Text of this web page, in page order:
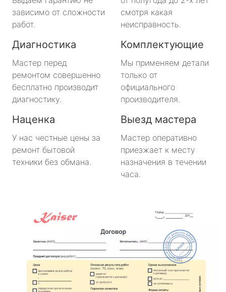
зависимо от сложности
работ.
смотря какая
неисправность.
Диагностика
Мастер перед
ремонтом совершенно
бесплатно производит
диагностику.
Комплектующие
Мы применяем детали
только от
официального
производителя.
Наценка
У нас честные цены за
ремонт бытовой
техники без обмана.
Выезд мастера
Мастер оперативно
приезжает к месту
назначения в течении
часа.